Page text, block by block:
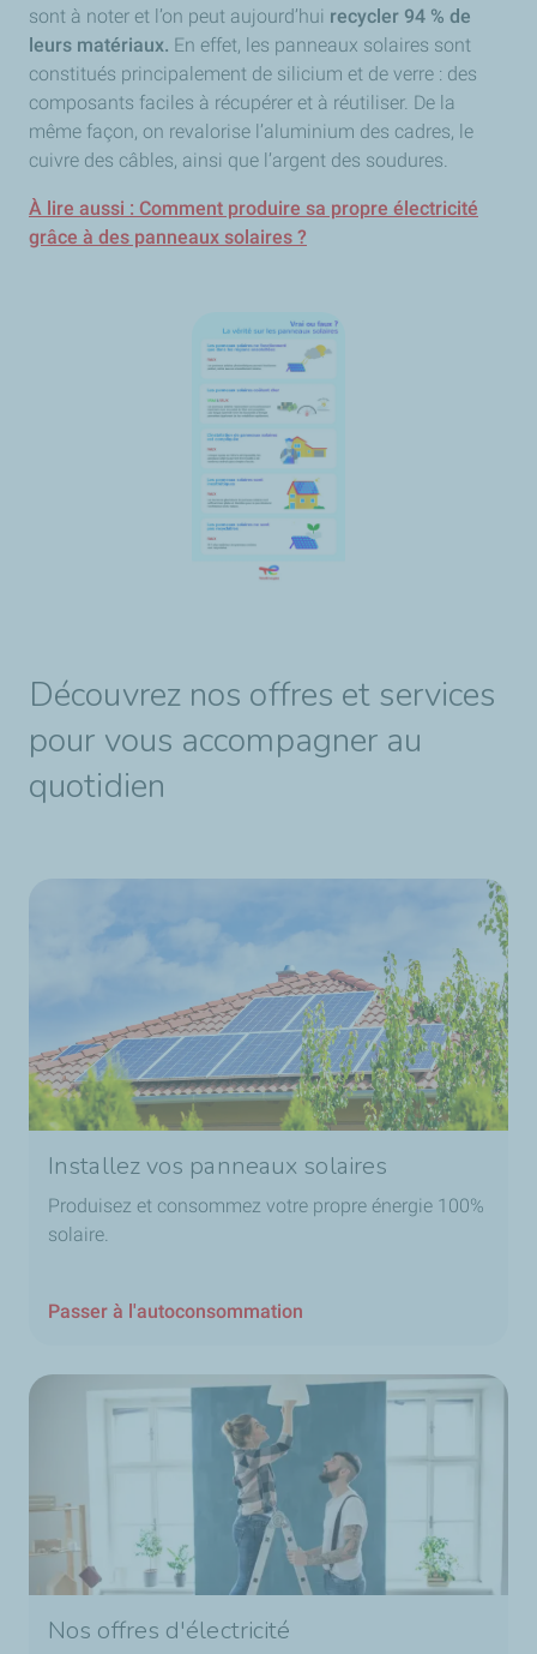
sont à noter et l’on peut aujourd’hui recycler 94 % de
leurs matériaux. En effet, les panneaux solaires sont
constitués principalement de silicium et de verre : des
composants faciles à récupérer et à réutiliser. De la
même façon, on revalorise l’aluminium des cadres, le
cuivre des câbles, ainsi que l’argent des soudures.
À lire aussi : Comment produire sa propre électricité
grâce à des panneaux solaires ?
Découvrez nos offres et services
pour vous accompagner au
quotidien
Installez vos panneaux solaires
Produisez et consommez votre propre énergie 100%
solaire.
Passer à l'autoconsommation
Nos offres d'électricité